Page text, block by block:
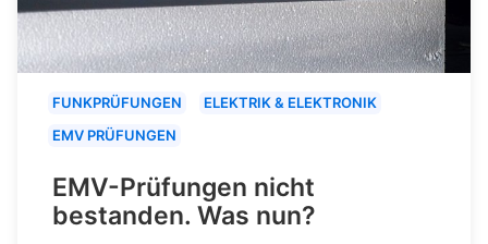
FUNKPRÜFUNGEN
ELEKTRIK & ELEKTRONIK
EMV PRÜFUNGEN
EMV-Prüfungen nicht
bestanden. Was nun?